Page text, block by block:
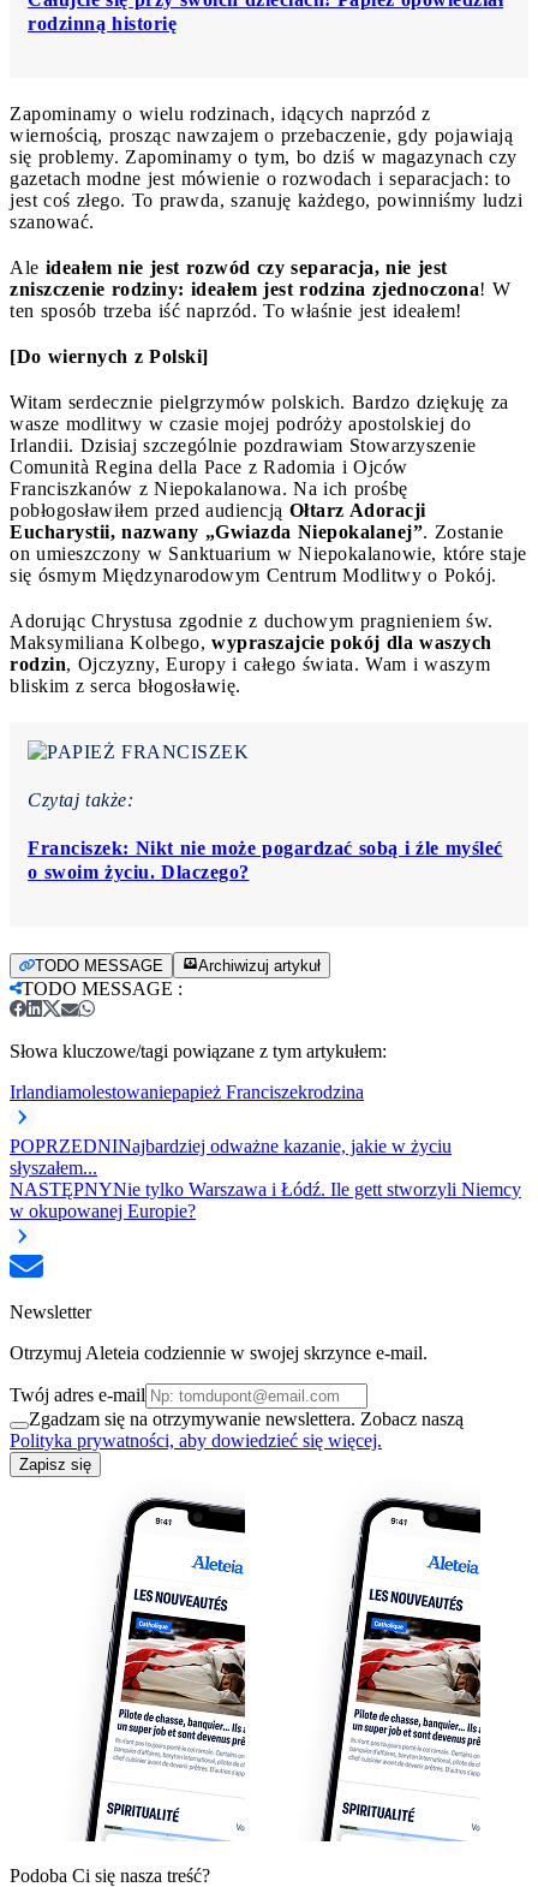
rodzinną historię
Zapominamy o wielu rodzinach, idących naprzód z
wiernością, prosząc nawzajem o przebaczenie, gdy pojawiają
się problemy. Zapominamy o tym, bo dziś w magazynach czy
gazetach modne jest mówienie o rozwodach i separacjach: to
jest coś złego. To prawda, szanuję każdego, powinniśmy ludzi
szanować.
Ale ideałem nie jest rozwód czy separacja, nie jest
zniszczenie rodziny: ideałem jest rodzina zjednoczona! W
ten sposób trzeba iść naprzód. To właśnie jest ideałem!
[Do wiernych z Polski]
Witam serdecznie pielgrzymów polskich. Bardzo dziękuję za
wasze modlitwy w czasie mojej podróży apostolskiej do
Irlandii. Dzisiaj szczególnie pozdrawiam Stowarzyszenie
Comunità Regina della Pace z Radomia i Ojców
Franciszkanów z Niepokalanowa. Na ich prośbę
pobłogosławiłem przed audiencją Ołtarz Adoracji
Eucharystii, nazwany „Gwiazda Niepokalanej”. Zostanie
on umieszczony w Sanktuarium w Niepokalanowie, które staje
się ósmym Międzynarodowym Centrum Modlitwy o Pokój.
Adorując Chrystusa zgodnie z duchowym pragnieniem św.
Maksymiliana Kolbego, wypraszajcie pokój dla waszych
rodzin, Ojczyzny, Europy i całego świata. Wam i waszym
bliskim z serca błogosławię.
Czytaj także:
Franciszek: Nikt nie może pogardzać sobą i źle myśleć
o swoim życiu. Dlaczego?
TODO MESSAGE Archiwizuj artykuł
TODO MESSAGE :
Słowa kluczowe/tagi powiązane z tym artykułem:
Irlandiamolestowaniepapież Franciszekrodzina
POPRZEDNINajbardziej odważne kazanie, jakie w życiu
słyszałem...
NASTĘPNYNie tylko Warszawa i Łódź. Ile gett stworzyli Niemcy
w okupowanej Europie?
Newsletter
Otrzymuj Aleteia codziennie w swojej skrzynce e-mail.
Twój adres e-mail
Zgadzam się na otrzymywanie newslettera. Zobacz naszą
Polityka prywatności, aby dowiedzieć się więcej.
Zapisz się
Podoba Ci się nasza treść?